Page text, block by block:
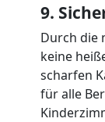
9.
Durch die
keine
scharfen
für alle